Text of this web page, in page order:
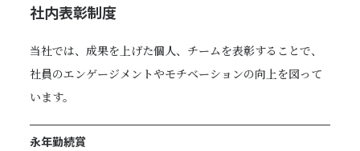
社内表彰制度
当社では、成果を上げた個人、チームを表彰することで、
社員のエンゲージメントやモチベーションの向上を図って
います。
永年勤続賞